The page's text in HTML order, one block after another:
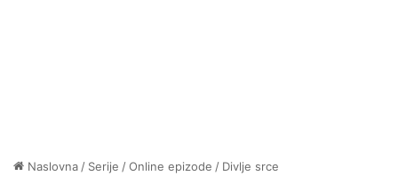
Naslovna / Serije /Online epizode / Divlje srce